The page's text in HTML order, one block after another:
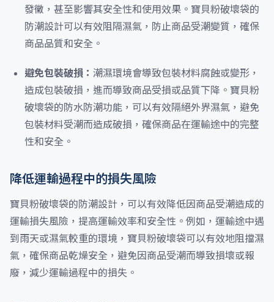
發黴，甚至影響其安全性和使用效果。寶貝粉破壞袋的
防潮設計可以有效阻隔濕氣，防止商品受潮變質，確保
商品品質和安全。
避免包裝破損： 潮濕環境會導致包裝材料腐蝕或變形，
造成包裝破損，進而導致商品受損或品質下降。寶貝粉
破壞袋的防水防潮功能，可以有效隔絕外界濕氣，避免
包裝材料受潮而造成破損，確保商品在運輸途中的完整
性和安全。
降低運輸過程中的損失風險
寶貝粉破壞袋的防潮設計，可以有效降低因商品受潮造成的
運輸損失風險，提高運輸效率和安全性。例如，運輸途中遇
到雨天或濕氣較重的環境，寶貝粉破壞袋可以有效地阻擋濕
氣，確保商品乾燥安全，避免因商品受潮而導致損壞或報
廢，減少運輸過程中的損失。